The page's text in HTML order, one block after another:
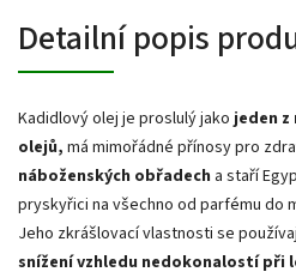
Detailní popis
Kadidlový olej je proslulý jakojeden z
olejů, má mimořádné přínosy pro
náboženských obřadech a staří
pryskyřici na všechno od parfému do
Jeho zkrášlovací vlastnosti se
snížení vzhledu nedokonalostí při